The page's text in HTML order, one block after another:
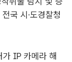
국 시·도경찰청
가 IP 카메라 해